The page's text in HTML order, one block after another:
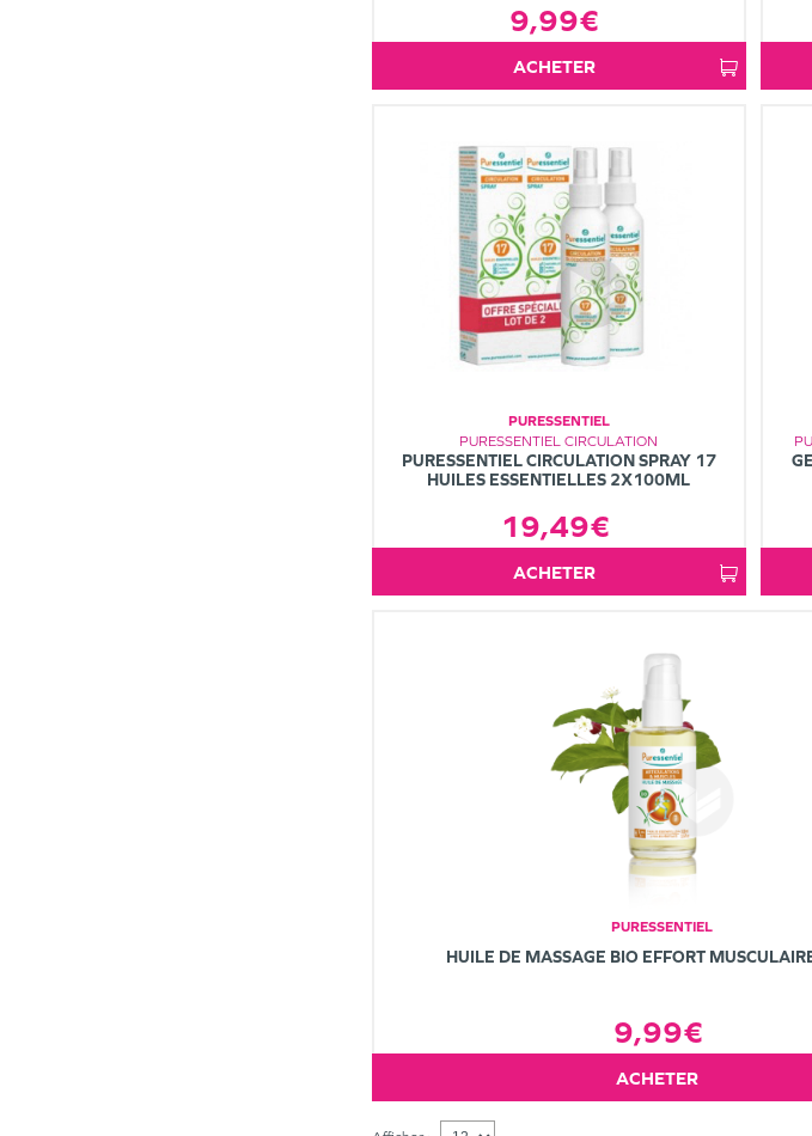
9,99€
ACHETER
PURESSENTIEL
PURESSENTIEL CIRCULATION
PURESSENTIEL CIRCULATION SPRAY 17
HUILES ESSENTIELLES 2X100ML
19,49€
ACHETER
PURESSENTIEL
HUILE DE MASSAGE BIO EFFORT
9,99€
ACHETER